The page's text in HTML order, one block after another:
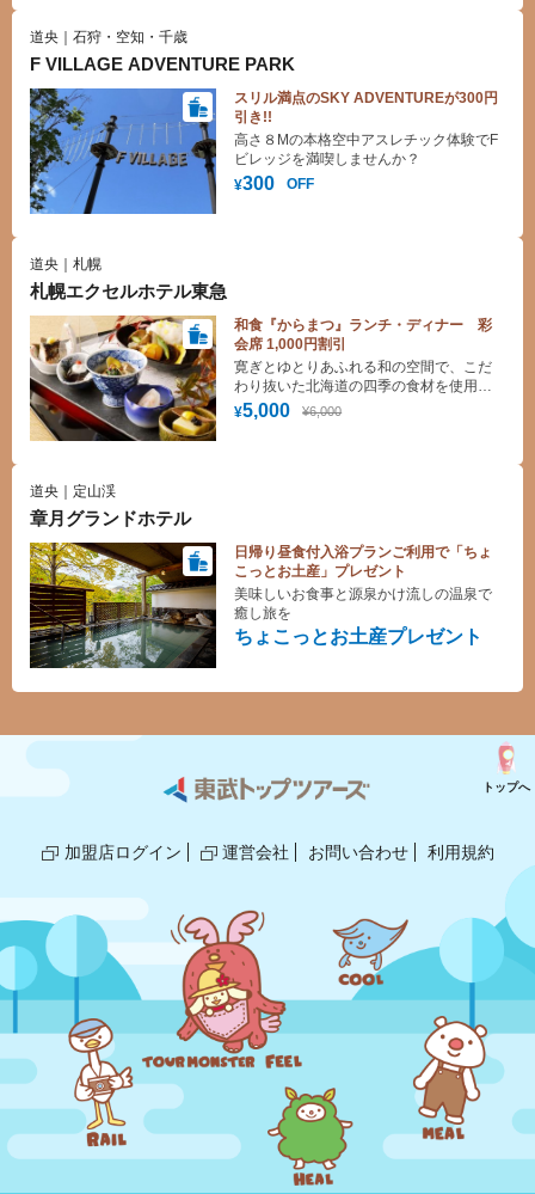
道央｜石狩・空知・千歳
F VILLAGE ADVENTURE PARK
スリル満点のSKY ADVENTUREが300円
引き!!
¥300 OFF
高さ８Mの本格空中アスレチック体験でF
ビレッジを満喫しませんか？
道央｜札幌
札幌エクセルホテル東急
和食『からまつ』ランチ・ディナー 彩
会席 1,000円割引
¥5,000 ¥6,000
寛ぎとゆとりあふれる和の空間で、こだ
わり抜いた北海道の四季の食材を使用し
た日本料理をごゆっくりとお楽しみくだ
さい♪
道央｜定山渓
章月グランドホテル
日帰り昼食付入浴プランご利用で「ちょ
こっとお土産」プレゼント
ちょこっとお土産プレゼント
美味しいお食事と源泉かけ流しの温泉で
癒し旅を
加盟店ログイン 運営会社 お問い合わせ 利用規約
トップへ